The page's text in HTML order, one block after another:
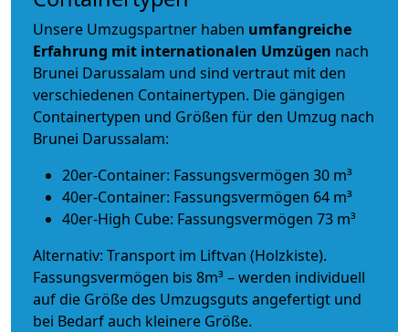
Unsere Umzugspartner haben umfangreiche
Erfahrung mit internationalen Umzügen nach
Brunei Darussalam und sind vertraut mit den
verschiedenen Containertypen. Die gängigen
Containertypen und Größen für den Umzug nach
Brunei Darussalam:
20er-Container: Fassungsvermögen 30 m³
40er-Container: Fassungsvermögen 64 m³
40er-High Cube: Fassungsvermögen 73 m³
Alternativ: Transport im Liftvan (Holzkiste).
Fassungsvermögen bis 8m³ – werden individuell
auf die Größe des Umzugsguts angefertigt und
bei Bedarf auch kleinere Größe.